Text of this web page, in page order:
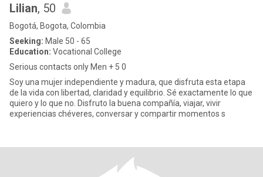
Lilian, 50
Bogotá, Bogota, Colombia
Seeking: Male 50 - 65
Education: Vocational College
Serious contacts only Men + 5 0
Soy una mujer independiente y madura, que disfruta esta etapa
de la vida con libertad, claridad y equilibrio. Sé exactamente lo que
quiero y lo que no. Disfruto la buena compañía, viajar, vivir
experiencias chéveres, conversar y compartir momentos s